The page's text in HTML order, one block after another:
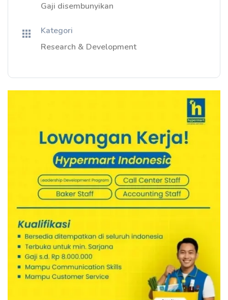
Gaji disembunyikan
Kategori
Research & Development